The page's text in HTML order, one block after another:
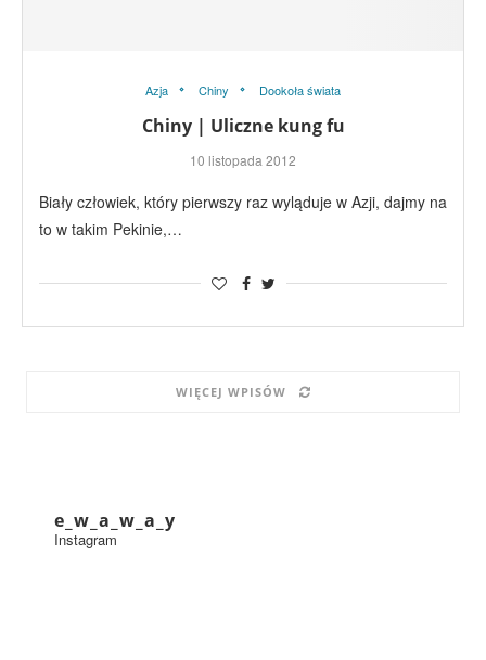
Azja Chiny Dookoła świata
Chiny | Uliczne kung fu
10 listopada 2012
Biały człowiek, który pierwszy raz wyląduje w Azji, dajmy na
to w takim Pekinie,…
WIĘCEJ WPISÓW
e_w_a_w_a_y
Instagram